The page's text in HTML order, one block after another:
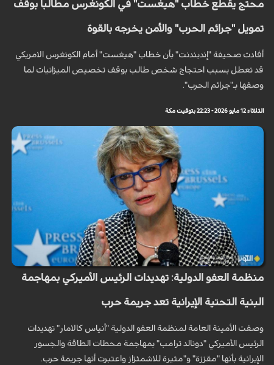
محتج يقطع خطاب "هيغست" في الكونغرس مطالباً بوقف
تمويل "جرائم الحرب" والأمن يخرجه بالقوة
أفادت صحيفة "إندبندنت" بأن خطاب "هيغست" أمام الكونغرس الامريكي
قد تعطل بسبب احتجاج شخص طالب بوقف تخصيص الميزانيات لما
وصفها بـ"جرائم الحرب".
الثلاثاء 12 مايو 2026 - 22:23 بتوقيت مكة
منظمة العفو الدولية: تهديدات الرئيس الأميركي بمهاجمة
البنية التحتية الإيرانية تعد جريمة حرب
وصفت الأمينة العامة لمنظمة العفو الدولية "أنياس كالامار" تهديدات
الرئيس الأميركي "دونالد ترامب" بمهاجمة محطات الطاقة والجسور
الإيرانية بأنها "مقززة" و"مثيرة للاشمئزاز واعتبرت أنها جریمة حرب.